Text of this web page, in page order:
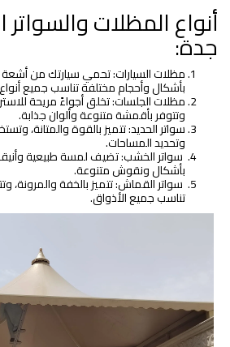
أنواع المظلات والسواتر
جدة:
مظلات السيارات: تحمي سيارتك من أشعة
بأشكال وأحجام مختلفة تناسب جميع أنواع
مظلات الجلسات: تخلق أجواءً مريحة
وتتوفر بأقمشة متنوعة وألوان جذابة.
سواتر الحديد: تتميز بالقوة والمتانة،
وتحديد المساحات.
سواتر الخشب: تضيف لمسة طبيعية وأنيقة
بأشكال ونقوش متنوعة.
سواتر القماش: تتميز بالخفة والمرونة،
تناسب جميع الأذواق.